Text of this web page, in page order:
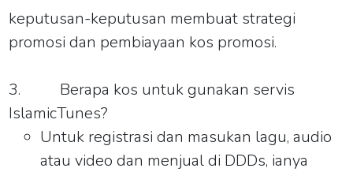
keputusan-keputusan membuat strategi
promosi dan pembiayaan kos promosi.
3.
Berapa kos untuk gunakan servis
IslamicTunes?
Untuk registrasi dan masukan lagu, audio
atau video dan menjual di DDDs, ianya